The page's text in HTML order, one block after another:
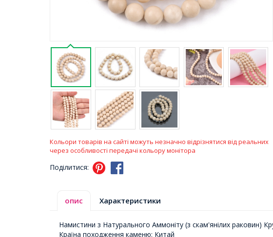
Кольори товарів на сайті можуть незначно відрізнятися від реальних
через особливості передачі кольору монітора
Поділитися:
опис Характеристики
Намистини з Натурального Аммоніту (з скам'янілих раковин)
Країна походження каменю: Китай